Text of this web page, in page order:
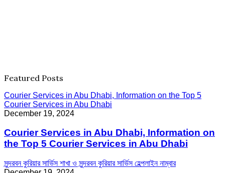
Featured Posts
Courier Services in Abu Dhabi, Information on the Top 5
Courier Services in Abu Dhabi
December 19, 2024
Courier Services in Abu Dhabi, Information on
the Top 5 Courier Services in Abu Dhabi
সুন্দরবন কুরিয়ার সার্ভিস শাখা ও সুন্দরবন কুরিয়ার সার্ভিস হেল্পলাইন নাম্বার